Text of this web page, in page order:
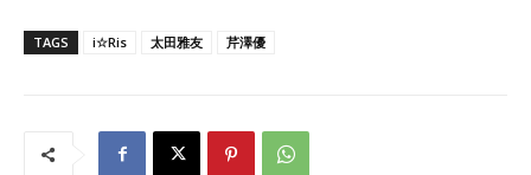
TAGS i☆Ris 太田雅友 芹澤優